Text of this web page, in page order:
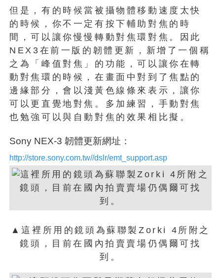
但是，有的時候當被攝物體移動速度太快
的時候，你不一定有按下輔助對焦的時
間，可以讓你慢慢轉動對焦環對焦。因此
NEX3在前一版的韌體更新，新增了一個稱
之為「峰值對焦」的功能，可以讓你在轉
動對焦環的時候，在畫面中對到了焦點的
邊緣部分，會以淺黃色線條來表示，讓你
可以更直覺地對焦。多加練習，手動對焦
也勉強可以與自動對焦的效果相比擬。
Sony NEX-3 韌體更新網址：
http://store.sony.com.tw//dslr/emt_support.asp
▲這裡所用的鏡頭為蘇聯製Zorki 4所附之
鏡頭，目前在國內拍賣賣場仍偶爾可找
到。